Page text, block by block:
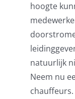
hoogte
natuurlijk
Neem nu